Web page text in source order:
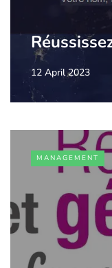
12 April 2023
MANAGEMENT